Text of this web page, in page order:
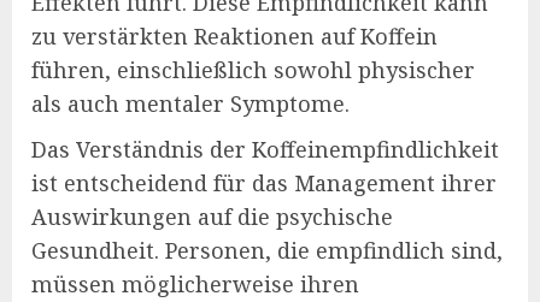
zu verstärkten Reaktionen auf Koffein
führen, einschließlich sowohl physischer
als auch mentaler Symptome.
Das Verständnis der Koffeinempfindlichkeit
ist entscheidend für das Management ihrer
Auswirkungen auf die psychische
Gesundheit. Personen, die empfindlich sind,
müssen möglicherweise ihren